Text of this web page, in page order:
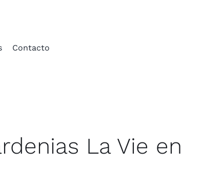
Contacto
La Vie en